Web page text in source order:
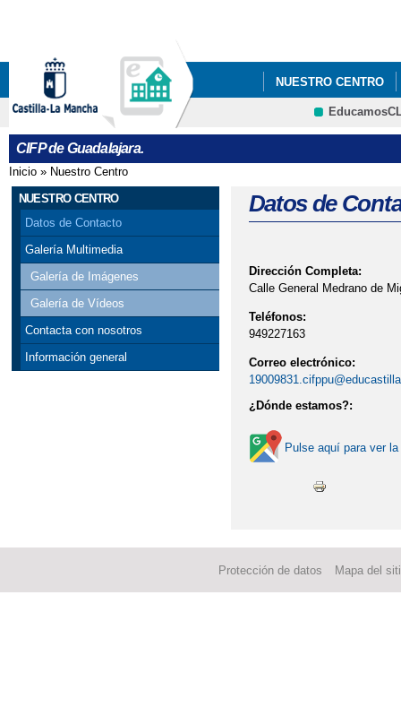
NUESTRO CENTRO
CIFP de Guadalajara.
Se encuentra usted aquí
Inicio » Nuestro Centro
NUESTRO CENTRO
Datos de Contacto
Galería Multimedia
Galería de Imágenes
Galería de Vídeos
Contacta con nosotros
Información general
Datos de
Dirección Completa:
Calle General Medrano de
Teléfonos:
949227163
Correo electrónico:
¿Dónde estamos?:
Pulse aquí para ver
Protección de datos Mapa del